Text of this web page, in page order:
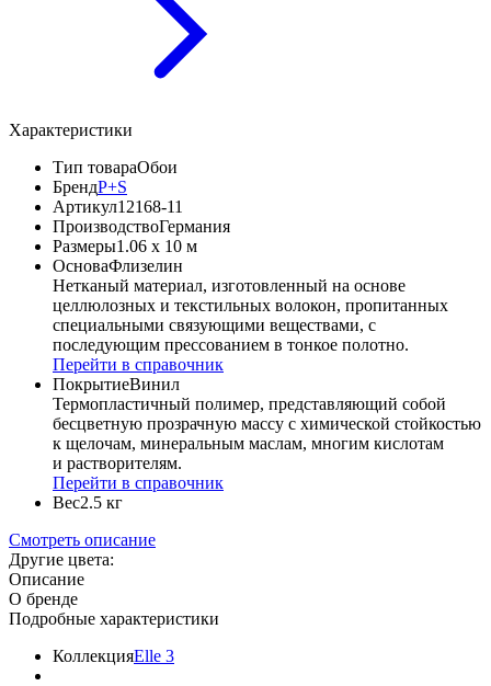
Характеристики
Тип товараОбои
БрендP+S
Артикул12168-11
ПроизводствоГермания
Размеры1.06 x 10 м
ОсноваФлизелин
Нетканый материал, изготовленный на основе
целлюлозных и текстильных волокон, пропитанных
специальными связующими веществами, с
последующим прессованием в тонкое полотно.
Перейти в справочник
ПокрытиеВинил
Термопластичный полимер, представляющий собой
бесцветную прозрачную массу с химической стойкостью
к щелочам, минеральным маслам, многим кислотам
и растворителям.
Перейти в справочник
Вес2.5 кг
Смотреть описание
Другие цвета:
Описание
О бренде
Подробные характеристики
КоллекцияElle 3